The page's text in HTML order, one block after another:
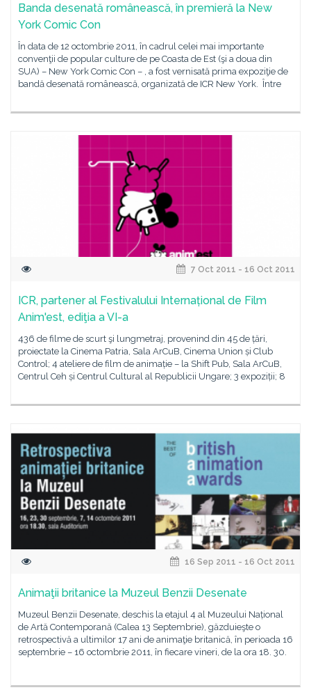
Banda desenată românească, în premieră la New
York Comic Con
În data de 12 octombrie 2011, în cadrul celei mai importante
convenţii de popular culture de pe Coasta de Est (şi a doua din
SUA) – New York Comic Con – , a fost vernisată prima expoziţie de
bandă desenată românească, organizată de ICR New York. Între
7 Oct 2011 - 16 Oct 2011
ICR, partener al Festivalului Internațional de Film
Anim'est, ediţia a VI-a
436 de filme de scurt şi lungmetraj, provenind din 45 de țări,
proiectate la Cinema Patria, Sala ArCuB, Cinema Union și Club
Control; 4 ateliere de film de animație – la Shift Pub, Sala ArCuB,
Centrul Ceh și Centrul Cultural al Republicii Ungare; 3 expoziții; 8
16 Sep 2011 - 16 Oct 2011
Animaţii britanice la Muzeul Benzii Desenate
Muzeul Benzii Desenate, deschis la etajul 4 al Muzeului Național
de Artă Contemporană (Calea 13 Septembrie), găzduieşte o
retrospectivă a ultimilor 17 ani de animaţie britanică, în perioada 16
septembrie – 16 octombrie 2011, în fiecare vineri, de la ora 18. 30.